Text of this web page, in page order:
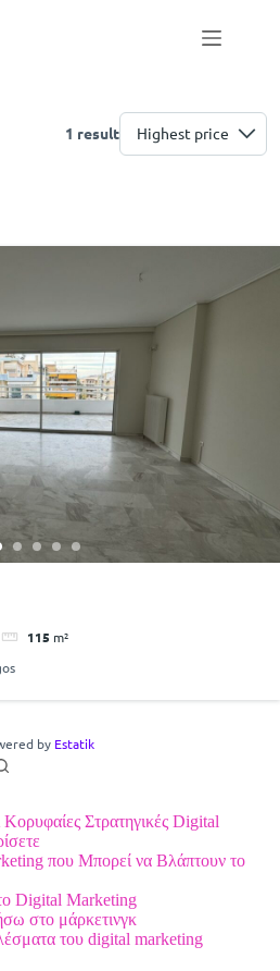
1 result
115 m²
by Estatik
Στρατηγικές Digital
που Μπορεί να Βλάπτουν το
Digital Marketing
στο μάρκετινγκ
του digital marketing